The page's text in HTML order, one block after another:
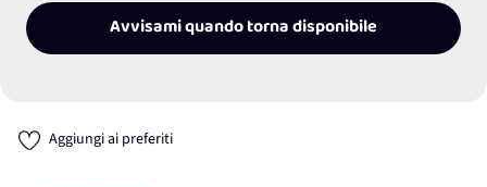
Avvisami quando torna disponibile
Aggiungi ai preferiti